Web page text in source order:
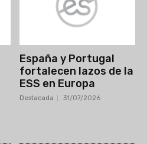
España y Portugal
fortalecen lazos de la
ESS en Europa
Destacada 31/07/2026